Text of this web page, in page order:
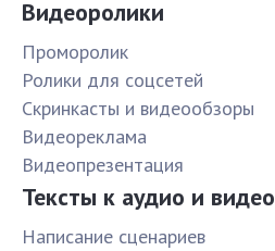
Видеоролики
Проморолик
Ролики для соцсетей
Скринкасты и видеообзоры
Видеореклама
Видеопрезентация
Тексты к аудио и видео
Написание сценариев